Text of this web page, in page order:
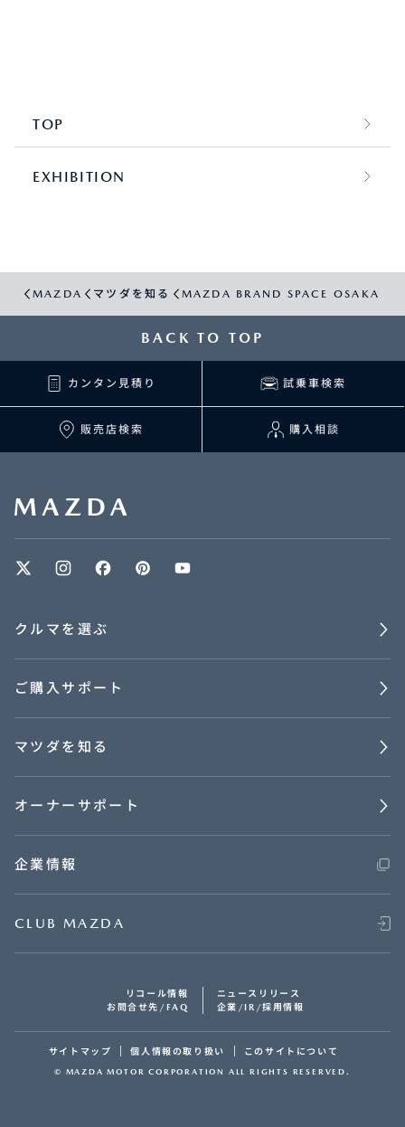
TOP
EXHIBITION
MAZDA マツダを知る MAZDA BRAND SPACE OSAKA
BACK TO TOP
カンタン見積り 試乗車検索
販売店検索 購入相談
クルマを選ぶ
ご購入サポート
マツダを知る
オーナーサポート
企業情報
CLUB MAZDA
リコール情報
ニュースリリース
お問合せ先/FAQ
企業/IR/採用情報
サイトマップ 個人情報の取り扱い このサイトについて
© MAZDA MOTOR CORPORATION ALL RIGHTS RESERVED.